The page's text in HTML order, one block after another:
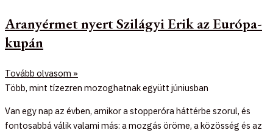
Aranyérmet nyert Szilágyi Erik az Európa-
kupán
Tovább olvasom »
Több, mint tízezren mozoghatnak együtt júniusban
Van egy nap az évben, amikor a stopperóra háttérbe szorul, és
fontosabbá válik valami más: a mozgás öröme, a közösség és az